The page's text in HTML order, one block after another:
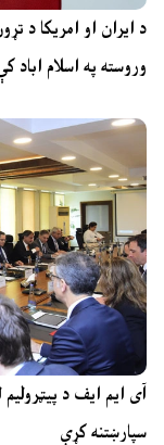
د ایران او امریکا د
وروسته په اسلام اباد
سپارښتنه کړې